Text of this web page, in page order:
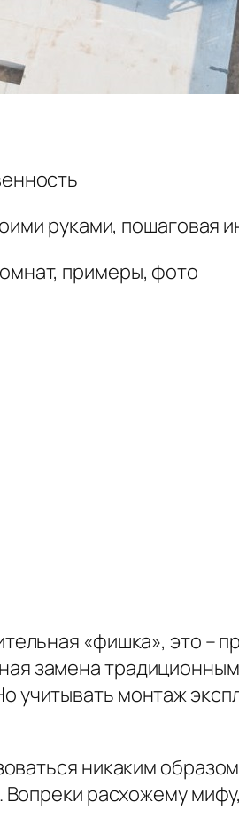
руками, пошаговая
примеры, фото
«фишка», это –
замена
учитывать монтаж
никаким
расхожему